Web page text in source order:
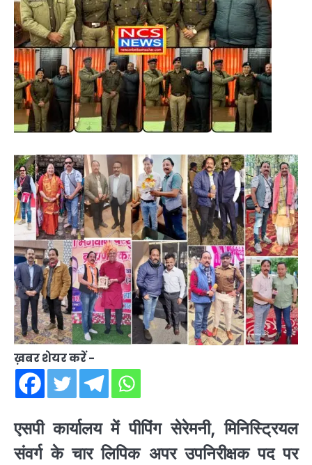
ख़बर शेयर करें -
एसपी कार्यालय में पीपिंग सेरेमनी, मिनिस्ट्रियल
संवर्ग के चार लिपिक अपर उपनिरीक्षक पद पर